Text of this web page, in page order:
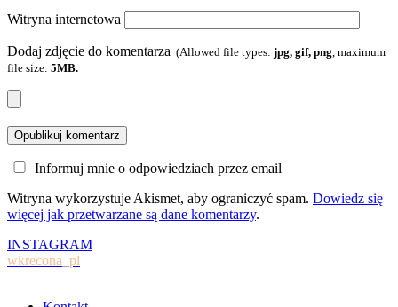
Witryna internetowa
Dodaj zdjęcie do komentarza (Allowed file types: jpg, gif, png, maximum
file size: 5MB.
Informuj mnie o odpowiedziach przez email
Witryna wykorzystuje Akismet, aby ograniczyć spam. Dowiedz się
więcej jak przetwarzane są dane komentarzy.
INSTAGRAM
wkrecona_pl